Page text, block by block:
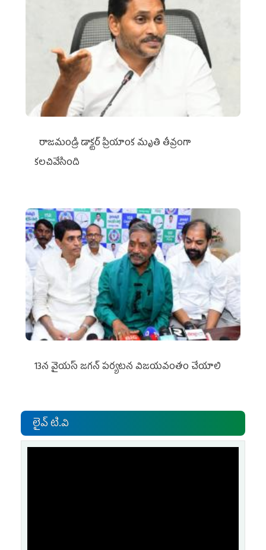
రాజమండ్రి డాక్టర్‌ ప్రియాంక మృతి తీవ్రంగా
కలచివేసింది
13న వైయస్‌ జగన్‌ పర్యటన విజయవంతం చేయాలి
లైవ్ టి.వి